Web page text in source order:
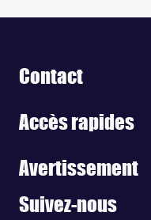
Contact
Accès rapides
Avertissement
Suivez-nous